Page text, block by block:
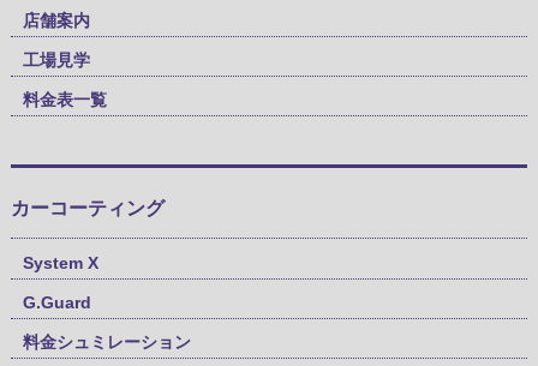
店舗案内
工場見学
料金表一覧
カーコーティング
System X
G.Guard
料金シュミレーション